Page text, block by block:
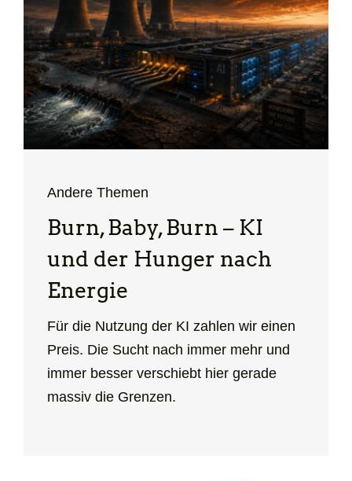
Andere Themen
Burn, Baby, Burn – KI
und der Hunger nach
Energie
Für die Nutzung der KI zahlen wir einen
Preis. Die Sucht nach immer mehr und
immer besser verschiebt hier gerade
massiv die Grenzen.